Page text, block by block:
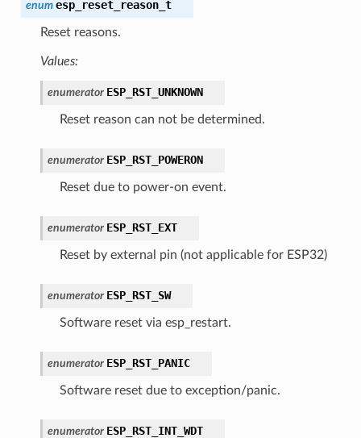
enum esp_reset_reason_t
Reset reasons.
Values:
enumerator ESP_RST_UNKNOWN
Reset reason can not be determined.
enumerator ESP_RST_POWERON
Reset due to power-on event.
enumerator ESP_RST_EXT
Reset by external pin (not applicable for ESP32)
enumerator ESP_RST_SW
Software reset via esp_restart.
enumerator ESP_RST_PANIC
Software reset due to exception/panic.
enumerator ESP_RST_INT_WDT